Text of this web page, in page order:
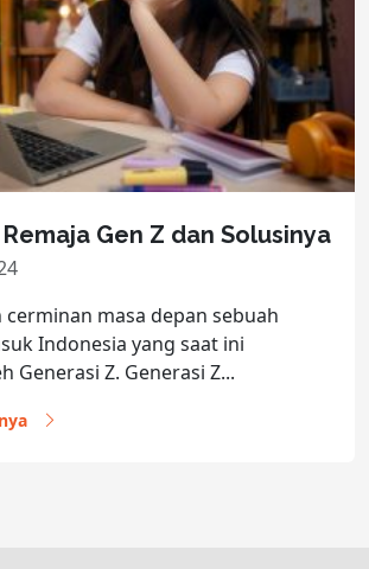
Gen Z dan Solusinya
cerminan masa depan sebuah
Indonesia yang saat ini
Generasi Z. Generasi Z...